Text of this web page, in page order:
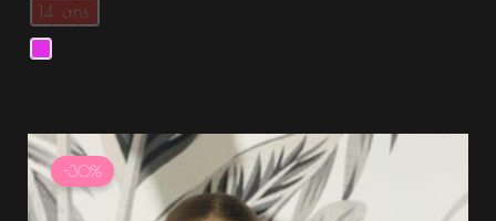
14 ans
-30%
prix
initial
était :
Le
prix
actuel
est :